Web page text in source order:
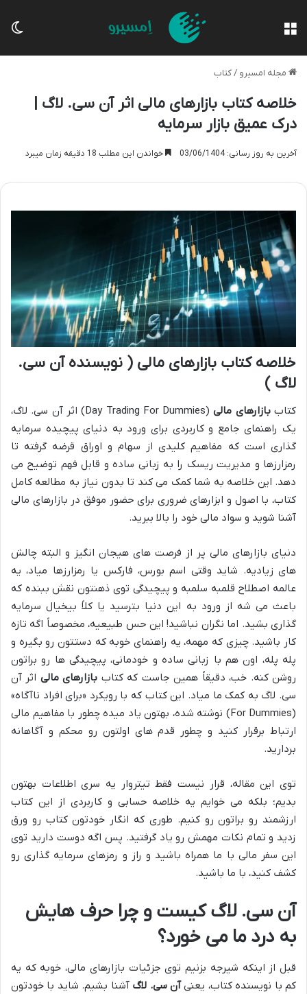
مجله امسیرو /کتاب
خلاصه کتاب بازارهای مالی اثر آن سی. لاگ |
درک عمیق بازار سرمایه
آخرین به روز رسانی: 03/06/1404 خواندن این مطلب 18 دقیقه زمان میبرد
خلاصه کتاب بازارهای مالی ( نویسنده آن سی.
لاگ )
کتاببازارهای مالی
(Day Trading For Dummies) اثر آن سی. لاگ،
یک راهنمای جامع و کاربردی برای ورود به دنیای پیچیده سرمایه
گذاری است که مفاهیم کلیدی از سهام و اوراق قرضه گرفته تا
رمزارزها و مدیریت ریسک را به زبانی ساده و قابل فهم توضیح می
دهد. این خلاصه به شما کمک می کند تا بدون نیاز به مطالعه کامل
کتاب، با اصول و ابزارهای ضروری برای حضور موفق در بازارهای مالی
آشنا شوید و سواد مالی خود را بالا ببرید.
دنیای بازارهای مالی پر از فرصت های هیجان انگیز و البته چالش
های زیادیه. شاید وقتی اسم بورس، فارکس یا رمزارزها میاد، یه
عالمه اصطلاح قلمبه سلمبه و پیچیدگی توی ذهنتون نقش ببنده که
باعث می شه از ورود به این دنیا بترسید یا کلاً بیخیال سرمایه
گذاری بشید. اما نگران نباشید! این حس طبیعیه، مخصوصاً اگه تازه
کار باشید. چیزی که مهمه، یه راهنمای خوبه که دستتون رو بگیره و
پله پله، اون هم با زبانی ساده و خودمانی، پیچیدگی ها رو براتون
روشن کنه. خب، دقیقاً همین جاست که کتاب بازارهای مالی اثر آن
سی. لاگ به کمک ما میاد. این کتاب که با رویکرد «برای افراد ناآگاه»
(For Dummies) نوشته شده، بهتون یاد میده چطور با مفاهیم مالی
ارتباط برقرار کنید و چطور قدم های اولتون رو محکم و آگاهانه
بردارید.
توی این مقاله، قرار نیست فقط تیتروار یه سری اطلاعات بهتون
بدیم؛ بلکه می خوایم یه خلاصه حسابی و کاربردی از این کتاب
ارزشمند رو براتون رو کنیم. طوری که انگار خودتون کتاب رو ورق
زدید و تمام نکات مهمش رو یاد گرفتید. پس اگه دوست دارید توی
این سفر مالی با ما همراه باشید و راز و رمزهای سرمایه گذاری رو
کشف کنید، با ما باشید.
آن سی. لاگ کیست و چرا حرف هایش
به درد ما می خورد؟
قبل از اینکه شیرجه بزنیم توی جزئیات بازارهای مالی، خوبه که یه
کم با نویسنده کتاب، یعنیآن سی. لاگ آشنا بشیم. شاید با خودتون